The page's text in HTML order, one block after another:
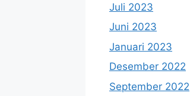
Juli 2023
Juni 2023
Januari 2023
Desember 2022
September 2022